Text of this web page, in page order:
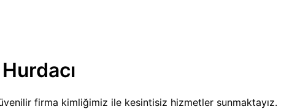
firma kimliğimiz ile kesintisiz hizmetler sunmaktayız.